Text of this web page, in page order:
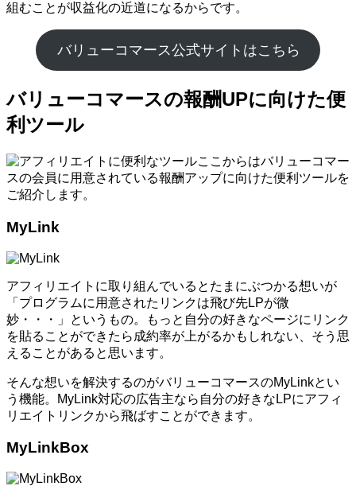
組むことが収益化の近道になるからです。
バリューコマース公式サイトはこちら
バリューコマースの報酬UPに向けた便
利ツール
ここからはバリューコマー
スの会員に用意されている報酬アップに向けた便利ツールを
ご紹介します。
MyLink
アフィリエイトに取り組んでいるとたまにぶつかる想いが
「プログラムに用意されたリンクは飛び先LPが微
妙・・・」というもの。もっと自分の好きなページにリンク
を貼ることができたら成約率が上がるかもしれない、そう思
えることがあると思います。
そんな想いを解決するのがバリューコマースのMyLinkとい
う機能。MyLink対応の広告主なら自分の好きなLPにアフィ
リエイトリンクから飛ばすことができます。
MyLinkBox